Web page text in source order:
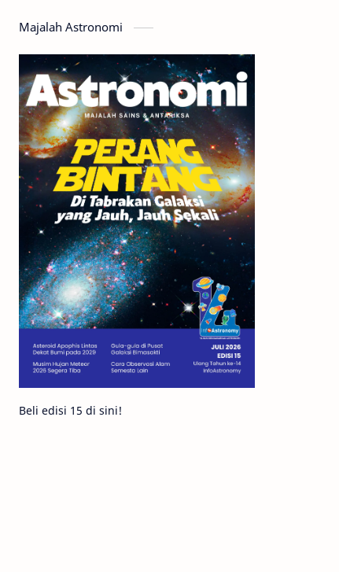
Aurora Supernova
Nebula Sponsored
Matahari Mars
Planet Katai Featured
GMT 2016 History
Hoax Bima Sakti
Meteor Gerhana
Komet ISON Jupiter
Planet Kerdil Bumi
Pengetahuan Berita
Majalah Astronomi
Beli edisi 15 di sini!